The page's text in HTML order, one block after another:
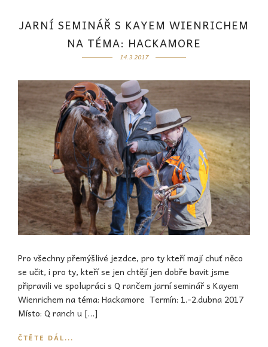
JARNÍ SEMINÁŘ S KAYEM WIENRICHEM
NA TÉMA: HACKAMORE
14.3.2017
Pro všechny přemýšlivé jezdce, pro ty kteří mají chuť něco
se učit, i pro ty, kteří se jen chtějí jen dobře bavit jsme
připravili ve spolupráci s Q rančem jarní seminář s Kayem
Wienrichem na téma: Hackamore Termín: 1.-2.dubna 2017
Místo: Q ranch u […]
ČTĚTE DÁL...